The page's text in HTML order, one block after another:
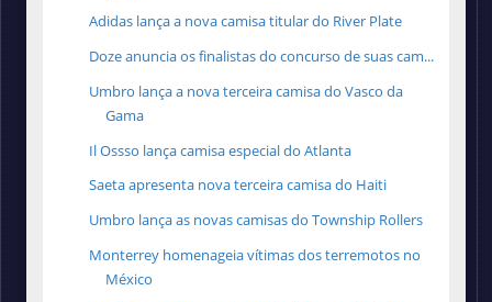
Adidas lança a nova camisa titular do River Plate
Doze anuncia os finalistas do concurso de suas cam...
Umbro lança a nova terceira camisa do Vasco da
Gama
Il Ossso lança camisa especial do Atlanta
Saeta apresenta nova terceira camisa do Haiti
Umbro lança as novas camisas do Township Rollers
Monterrey homenageia vítimas dos terremotos no
México